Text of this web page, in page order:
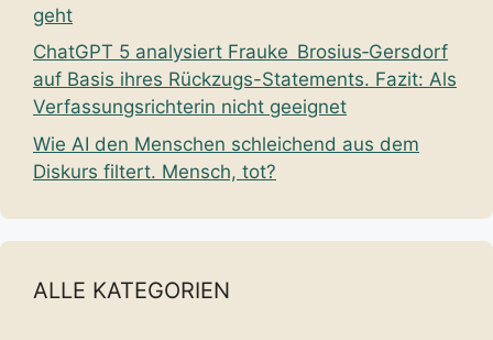
geht
ChatGPT 5 analysiert Frauke Brosius‑Gersdorf
auf Basis ihres Rückzugs-Statements. Fazit: Als
Verfassungsrichterin nicht geeignet
Wie AI den Menschen schleichend aus dem
Diskurs filtert. Mensch, tot?
ALLE KATEGORIEN